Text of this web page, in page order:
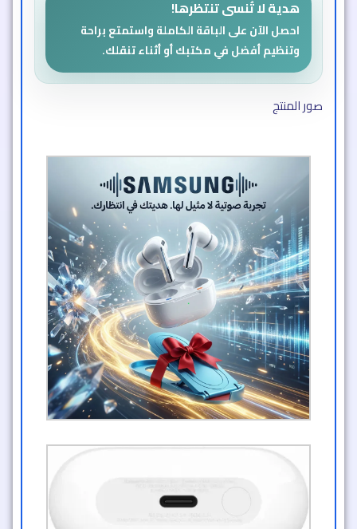
هدية لا تُنسى تنتظرها!
احصل الآن على الباقة الكاملة واستمتع براحة
وتنظيم أفضل في مكتبك أو أثناء تنقلك.
صور المنتج​